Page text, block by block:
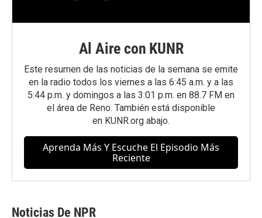
Al Aire con KUNR
Este resumen de las noticias de la semana se emite
en la radio todos los viernes a las 6:45 a.m. y a las
5:44 p.m. y domingos a las 3:01 p.m. en 88.7 FM en
el área de Reno. También está disponible
en KUNR.org abajo.
Aprenda Más Y Escuche El Episodio Más
Reciente
Noticias De NPR